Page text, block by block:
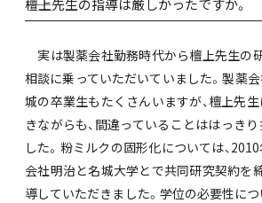
――檀上先生の指導は厳しかったですか。
実は製薬会社勤務時代から檀上先生の
相談に乗っていただいていました。製薬
城の卒業生もたくさんいますが、檀上先
きながらも、間違っていることははっき
した。粉ミルクの固形化については、
会社明治と名城大学とで共同研究契約を
導していただきました。学位の必要性につ